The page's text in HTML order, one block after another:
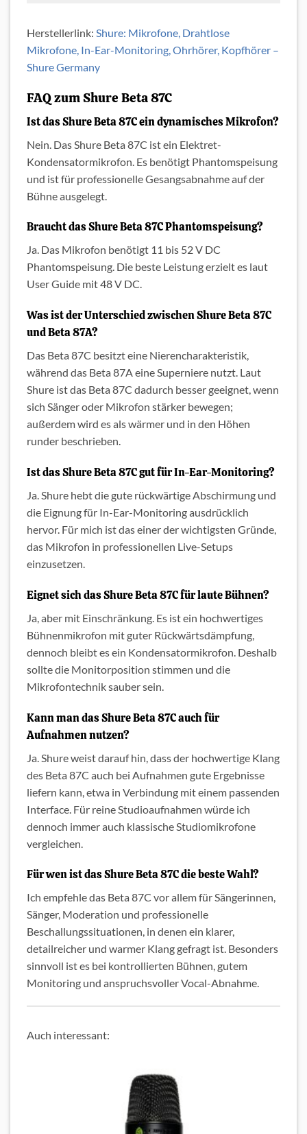
Herstellerlink: Shure: Mikrofone, Drahtlose
Mikrofone, In-Ear-Monitoring, Ohrhörer, Kopfhörer –
Shure Germany
FAQ zum Shure Beta 87C
Ist das Shure Beta 87C ein dynamisches Mikrofon?
Nein. Das Shure Beta 87C ist ein Elektret-
Kondensatormikrofon. Es benötigt Phantomspeisung
und ist für professionelle Gesangsabnahme auf der
Bühne ausgelegt.
Braucht das Shure Beta 87C Phantomspeisung?
Ja. Das Mikrofon benötigt 11 bis 52 V DC
Phantomspeisung. Die beste Leistung erzielt es laut
User Guide mit 48 V DC.
Was ist der Unterschied zwischen Shure Beta 87C
und Beta 87A?
Das Beta 87C besitzt eine Nierencharakteristik,
während das Beta 87A eine Superniere nutzt. Laut
Shure ist das Beta 87C dadurch besser geeignet, wenn
sich Sänger oder Mikrofon stärker bewegen;
außerdem wird es als wärmer und in den Höhen
runder beschrieben.
Ist das Shure Beta 87C gut für In-Ear-Monitoring?
Ja. Shure hebt die gute rückwärtige Abschirmung und
die Eignung für In-Ear-Monitoring ausdrücklich
hervor. Für mich ist das einer der wichtigsten Gründe,
das Mikrofon in professionellen Live-Setups
einzusetzen.
Eignet sich das Shure Beta 87C für laute Bühnen?
Ja, aber mit Einschränkung. Es ist ein hochwertiges
Bühnenmikrofon mit guter Rückwärtsdämpfung,
dennoch bleibt es ein Kondensatormikrofon. Deshalb
sollte die Monitorposition stimmen und die
Mikrofontechnik sauber sein.
Kann man das Shure Beta 87C auch für
Aufnahmen nutzen?
Ja. Shure weist darauf hin, dass der hochwertige Klang
des Beta 87C auch bei Aufnahmen gute Ergebnisse
liefern kann, etwa in Verbindung mit einem passenden
Interface. Für reine Studioaufnahmen würde ich
dennoch immer auch klassische Studiomikrofone
vergleichen.
Für wen ist das Shure Beta 87C die beste Wahl?
Ich empfehle das Beta 87C vor allem für Sängerinnen,
Sänger, Moderation und professionelle
Beschallungssituationen, in denen ein klarer,
detailreicher und warmer Klang gefragt ist. Besonders
sinnvoll ist es bei kontrollierten Bühnen, gutem
Monitoring und anspruchsvoller Vocal-Abnahme.
Auch interessant: